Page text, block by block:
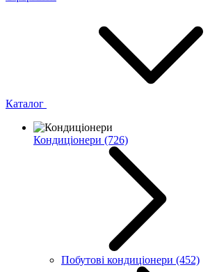
Каталог
Кондиціонери (726)
Побутові кондиціонери (452)